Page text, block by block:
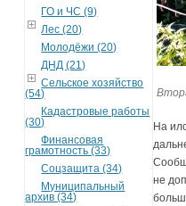
ГО и ЧС (9)
Лес (20)
Молодёжи (20)
ДНД (21)
Сельское хозяйство
(54)
Кадастровые работы
(30)
Финансовая
грамотность (33)
Соцзащита (34)
Муниципальный
архив (34)
На
не